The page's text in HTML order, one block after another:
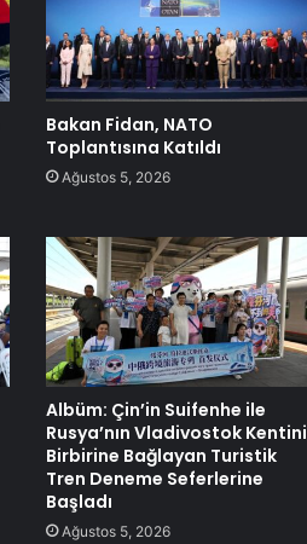
Bakan Fidan, NATO
Toplantısına Katıldı
Ağustos 5, 2026
Albüm: Çin’in Suifenhe ile
Rusya’nın Vladivostok Kentini
Birbirine Bağlayan Turistik
Tren Deneme Seferlerine
Başladı
Ağustos 5, 2026